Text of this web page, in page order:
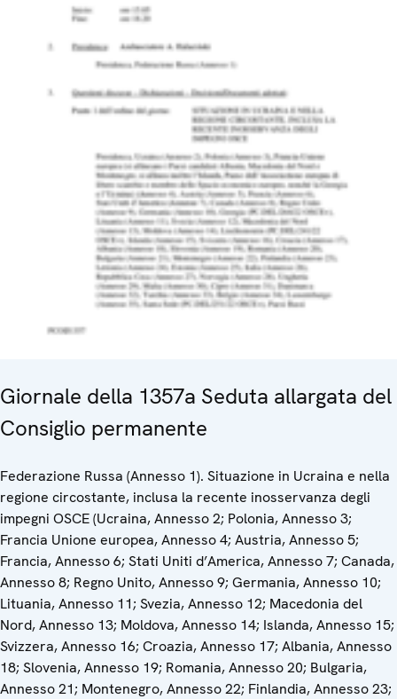
Giornale della 1357a Seduta allargata del
Consiglio permanente
Federazione Russa (Annesso 1). Situazione in Ucraina e nella
regione circostante, inclusa la recente inosservanza degli
impegni OSCE (Ucraina, Annesso 2; Polonia, Annesso 3;
Francia Unione europea, Annesso 4; Austria, Annesso 5;
Francia, Annesso 6; Stati Uniti d’America, Annesso 7; Canada,
Annesso 8; Regno Unito, Annesso 9; Germania, Annesso 10;
Lituania, Annesso 11; Svezia, Annesso 12; Macedonia del
Nord, Annesso 13; Moldova, Annesso 14; Islanda, Annesso 15;
Svizzera, Annesso 16; Croazia, Annesso 17; Albania, Annesso
18; Slovenia, Annesso 19; Romania, Annesso 20; Bulgaria,
Annesso 21; Montenegro, Annesso 22; Finlandia, Annesso 23;